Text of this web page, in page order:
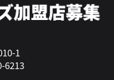
1
6213